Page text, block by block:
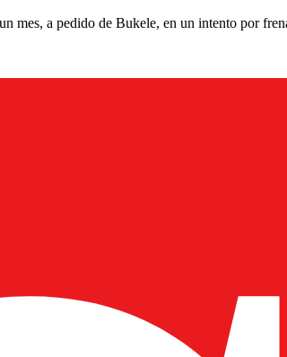
mes, a pedido de Bukele, en un intento por